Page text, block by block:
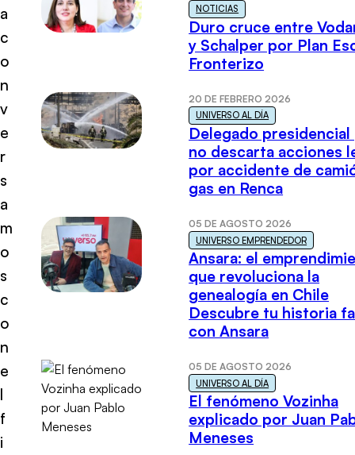
a
c
o
n
v
e
r
s
a
m
o
s
c
o
n
e
l
f
i
NOTICIAS
Duro cruce entre
y Schalper por Plan
Fronterizo
20 DE FEBRERO 2026
UNIVERSO AL DÍA
Delegado presidencial
no descarta acciones
por accidente de
gas en Renca
05 DE AGOSTO 2026
UNIVERSO EMPRENDEDOR
Ansara: el
que revoluciona la
genealogía en Chile
Descubre tu historia
con Ansara
05 DE AGOSTO 2026
UNIVERSO AL DÍA
El fenómeno Vozinha
explicado por Juan
Meneses